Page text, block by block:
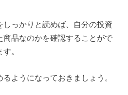
しっかりと読めば、自分の投資
商品なのかを確認することがで
。
ようになっておきましょう。